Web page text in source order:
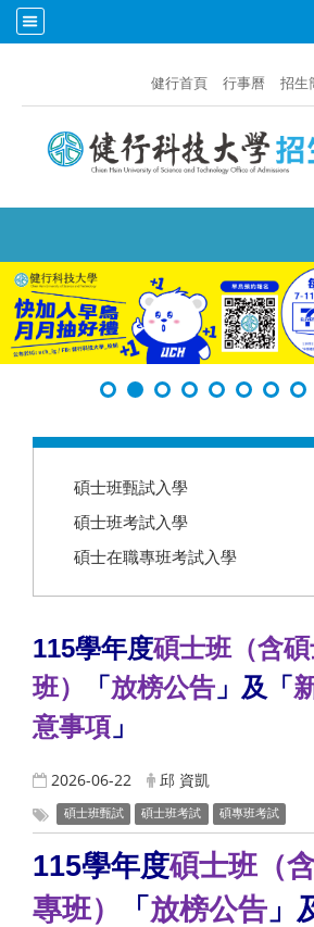
健行首頁 行事曆 招生
碩士班甄試入學
碩士班考試入學
碩士在職專班考試入學
115學年度碩士班（含
班）
「 放榜公告 」及「
意事項 」
2026-06-22 邱 資凱
碩士班甄試 碩士班考試 碩專班考試
115學年度碩士班（
專班）
「 放榜公告 」